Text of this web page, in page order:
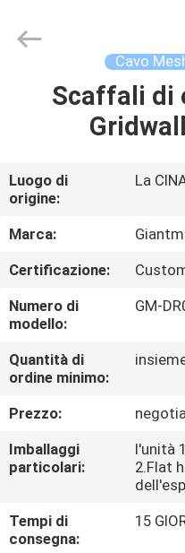
CASA
CIRCA
NOI
GIRO
DELLA
FABBRICA
CONTROLLO
DI
QUALITÀ
CONTATTICI
Production
Co,Ltd..
Cavo
Scaffali di
Luogo di
origine:
La
Marca:
Certificazione:
Numero di
modello:
GM-
Quantità di
ordine minimo:
Prezzo:
Imballaggi
particolari:
l'unità
2.Flat
Tempi di
consegna:
15